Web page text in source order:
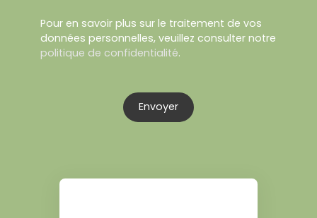
Pour en savoir plus sur le traitement de vos
données personnelles, veuillez consulter notre
politique de confidentialité.
Envoyer